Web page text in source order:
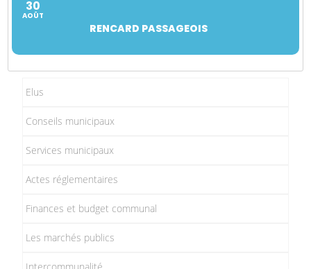
30
AOÛT
RENCARD PASSAGEOIS
Elus
Conseils municipaux
Services municipaux
Actes réglementaires
Finances et budget communal
Les marchés publics
Intercommunalité